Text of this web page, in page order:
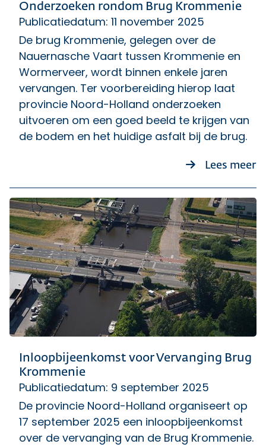
Onderzoeken rondom Brug Krommenie
Publicatiedatum: 11 november 2025
De brug Krommenie, gelegen over de
Nauernasche Vaart tussen Krommenie en
Wormerveer, wordt binnen enkele jaren
vervangen. Ter voorbereiding hierop laat
provincie Noord-Holland onderzoeken
uitvoeren om een goed beeld te krijgen van
de bodem en het huidige asfalt bij de brug.
Lees meer
Inloopbijeenkomst voor Vervanging Brug
Krommenie
Publicatiedatum: 9 september 2025
De provincie Noord-Holland organiseert op
17 september 2025 een inloopbijeenkomst
over de vervanging van de Brug Krommenie.